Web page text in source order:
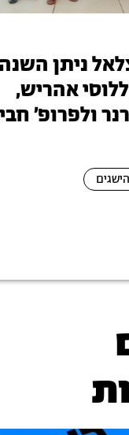
ניתן השנה
אהריש,
ולפרופ׳